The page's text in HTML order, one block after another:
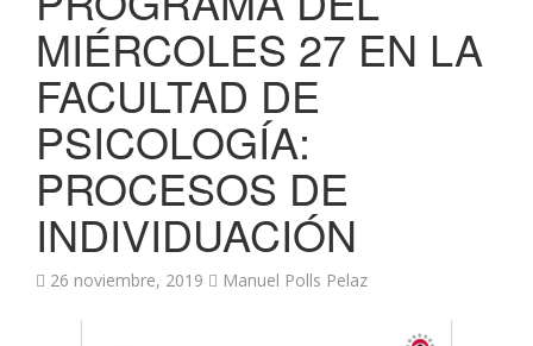
MIÉRCOLES 27 EN LA
FACULTAD DE
PSICOLOGÍA:
PROCESOS DE
INDIVIDUACIÓN
26 noviembre, 2019 Manuel Polls Pelaz